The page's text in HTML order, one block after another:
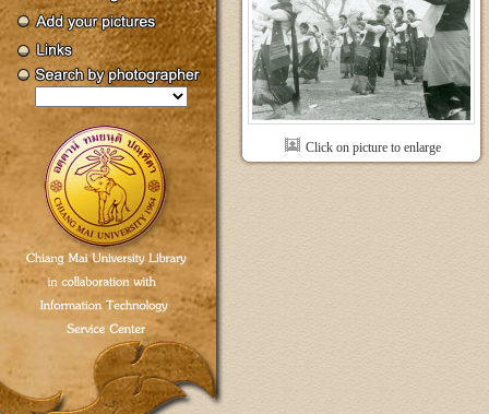
Click on picture to enlarge